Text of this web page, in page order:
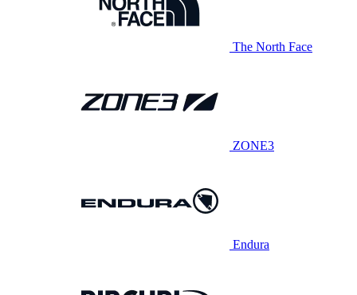
The North Face
ZONE3
Endura